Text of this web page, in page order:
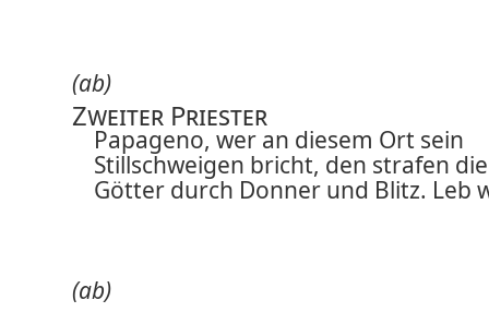
(ab)
Zweiter Priester
Papageno, wer an diesem Ort sein
Stillschweigen bricht, den strafen die
Götter durch Donner und Blitz. Leb
(ab)